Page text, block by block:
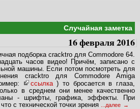
Случайная заметка
16 февраля 2016
подборка cracktro для Commodore 64.
часов видео! Причём, записано с
машины. Если потом посмотреть для
cracktro для Commodore Amiga
ссылка) то бросается в глаза,
в среднем они менее качественно
- шрифты, графика, эффекты. При
с технической точки зрения
...далее